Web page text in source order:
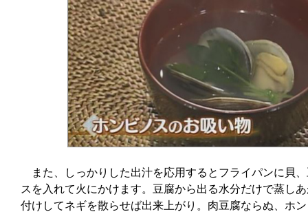
また、しっかりした出汁を応用するとフライパンに貝
スを入れて火にかけます。豆腐から出る水分だけで蒸し
付けしてネギを散らせば出来上がり。肉豆腐ならぬ、ホ